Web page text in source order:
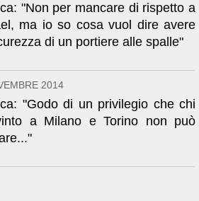
"Non per mancare di rispetto a
ma io so cosa vuol dire avere
di un portiere alle spalle"
2014
"Godo di un privilegio che chi
a Milano e Torino non può